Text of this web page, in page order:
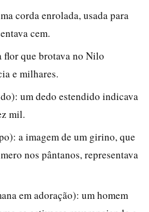
corda enrolada, usada para
cem.
flor que brotava no Nilo
e milhares.
um dedo estendido indicava
mil.
a imagem de um girino, que
nos pântanos, representava
em adoração): um homem